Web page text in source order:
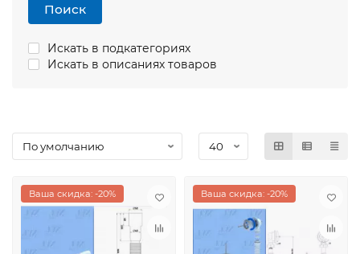
Поиск
Искать в подкатегориях
Искать в описаниях товаров
Ваша скидка: -20% Ваша скидка: -20%